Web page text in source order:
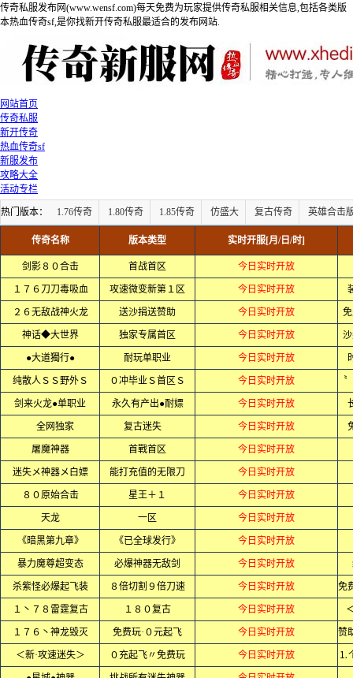
传奇私服发布网(www.wensf.com)每天免费为玩家提供传奇私服相关信息,包括各类版
本热血传奇sf,是你找新开传奇私服最适合的发布网站.
网站首页
传奇私服
新开传奇
热血传奇sf
新服发布
攻略大全
活动专栏
热门版本： 1.76传奇 1.80传奇 1.85传奇 仿盛大 复古传奇 英雄合击
传奇名称 版本类型 实时开服[月/日/时]
剑影８０合击 首战首区 今日实时开放
１７６刀刀毒吸血 攻速微变新第１区 今日实时开放
２６无敌战神火龙 送沙捐送赞助 今日实时开放
神话◆大世界 独家专属首区 今日实时开放
●大道獨行● 耐玩单职业 今日实时开放
纯散人ＳＳ野外Ｓ ０冲毕业Ｓ首区Ｓ 今日实时开放
剑来火龙●单职业 永久有产出●耐嫖 今日实时开放
全网独家 复古迷失 今日实时开放
屠魔神器 首戰首区 今日实时开放
迷失メ神器メ白嫖 能打充值的无限刀 今日实时开放
８０原始合击 星王＋１ 今日实时开放
天龙 一区 今日实时开放
《暗黑第九章》 《已全球发行》 今日实时开放
暴力魔尊超变态 必爆神器无敌剑 今日实时开放
杀紫怪必爆起飞装 ８倍切割９倍刀速 今日实时开放
１丶７８雷霆复古 １８０复古 今日实时开放
１７６丶神龙毁灭 免费玩·０元起飞 今日实时开放
＜新·攻速迷失＞ ０充起飞〃免费玩 今日实时开放 ⒈